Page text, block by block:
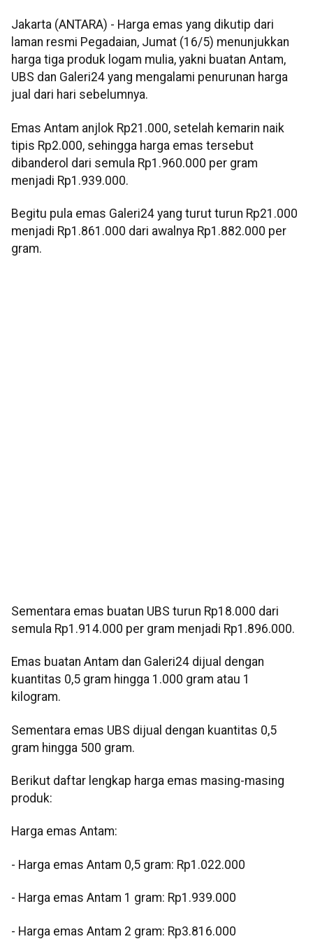
Jakarta (ANTARA) - Harga emas yang dikutip dari
laman resmi Pegadaian, Jumat (16/5) menunjukkan
harga tiga produk logam mulia, yakni buatan Antam,
UBS dan Galeri24 yang mengalami penurunan harga
jual dari hari sebelumnya.
Emas Antam anjlok Rp21.000, setelah kemarin naik
tipis Rp2.000, sehingga harga emas tersebut
dibanderol dari semula Rp1.960.000 per gram
menjadi Rp1.939.000.
Begitu pula emas Galeri24 yang turut turun Rp21.000
menjadi Rp1.861.000 dari awalnya Rp1.882.000 per
gram.
Sementara emas buatan UBS turun Rp18.000 dari
semula Rp1.914.000 per gram menjadi Rp1.896.000.
Emas buatan Antam dan Galeri24 dijual dengan
kuantitas 0,5 gram hingga 1.000 gram atau 1
kilogram.
Sementara emas UBS dijual dengan kuantitas 0,5
gram hingga 500 gram.
Berikut daftar lengkap harga emas masing-masing
produk:
Harga emas Antam:
- Harga emas Antam 0,5 gram: Rp1.022.000
- Harga emas Antam 1 gram: Rp1.939.000
- Harga emas Antam 2 gram: Rp3.816.000